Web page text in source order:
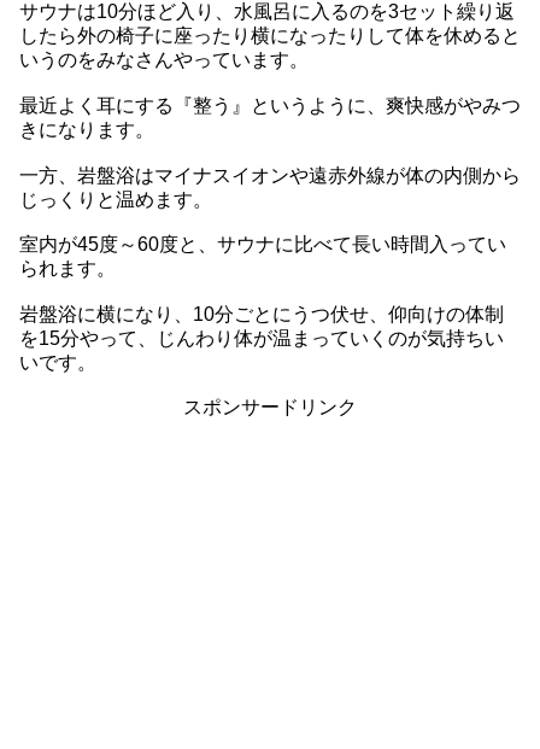
サウナは10分ほど入り、水風呂に入るのを3セット繰り返
したら外の椅子に座ったり横になったりして体を休めると
いうのをみなさんやっています。
最近よく耳にする『整う』というように、爽快感がやみつ
きになります。
一方、岩盤浴はマイナスイオンや遠赤外線が体の内側から
じっくりと温めます。
室内が45度～60度と、サウナに比べて長い時間入ってい
られます。
岩盤浴に横になり、10分ごとにうつ伏せ、仰向けの体制
を15分やって、じんわり体が温まっていくのが気持ちい
いです。
スポンサードリンク